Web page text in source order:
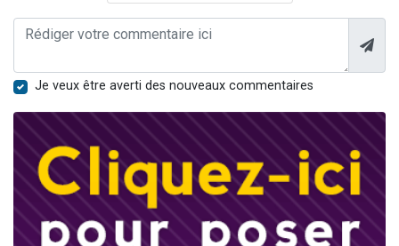
Je veux être averti des nouveaux commentaires